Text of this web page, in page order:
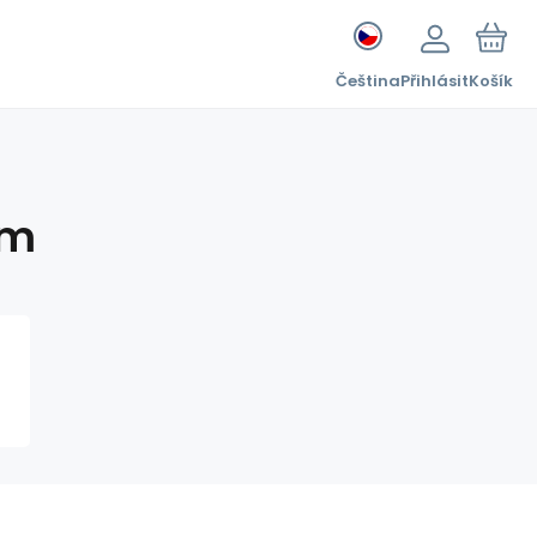
ČeštinaPřihlásitKošík